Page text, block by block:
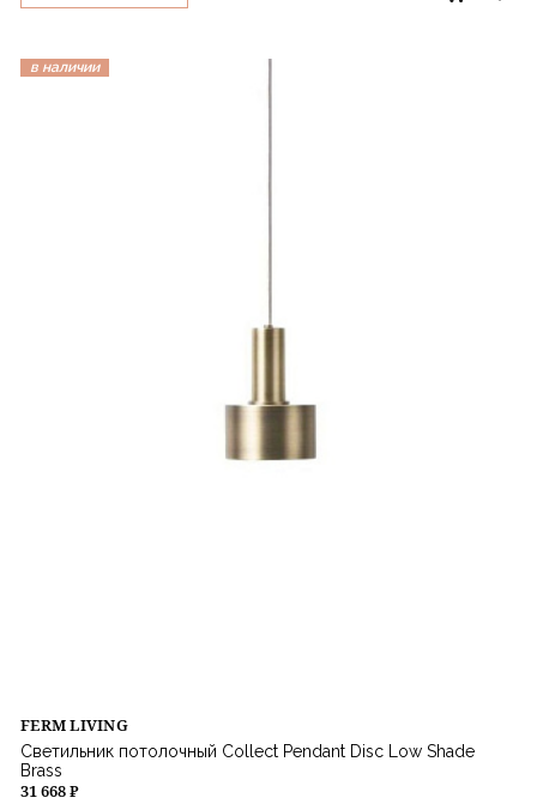
в наличии
FERM LIVING
Светильник потолочный Collect Pendant Disc Low Shade
Brass
31 668 ₽